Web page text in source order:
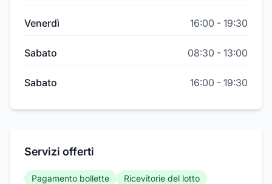
Venerdì 16:00 - 19:30
Sabato 08:30 - 13:00
Sabato 16:00 - 19:30
Servizi offerti
Pagamento bollette Ricevitorie del lotto